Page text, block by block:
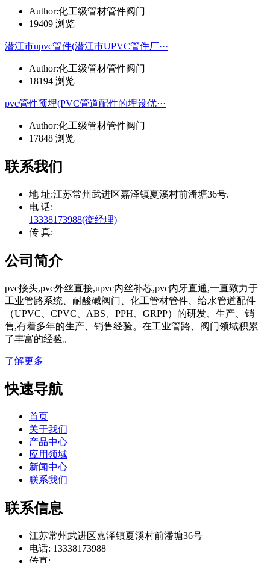
Author:化工级管材管件阀门
19409 浏览
潜江市upvc管件(潜江市UPVC管件厂···
Author:化工级管材管件阀门
18194 浏览
pvc管件预埋(PVC管道配件的埋设优···
Author:化工级管材管件阀门
17848 浏览
联系我们
地 址:江苏常州武进区嘉泽镇夏溪村前潘塘36号.
电 话:
13338173988(衡经理)
传 真:
公司简介
pvc接头,pvc外丝直接,upvc内丝补芯,pvc内牙直通,一直致力于
工业管路系统、耐酸碱阀门、化工管材管件、给水管道配件
（UPVC、CPVC、ABS、PPH、GRPP）的研发、生产、销
售,有着多年的生产、销售经验。在工业管路、阀门领域积累
了丰富的经验。
了解更多
快速导航
首页
关于我们
产品中心
应用领域
新闻中心
联系我们
联系信息
江苏常州武进区嘉泽镇夏溪村前潘塘36号
电话: 13338173988